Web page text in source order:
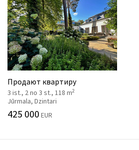
Продают квартиру
3 ist., 2 no 3 st., 118 m2
Jūrmala, Dzintari
425 000 EUR